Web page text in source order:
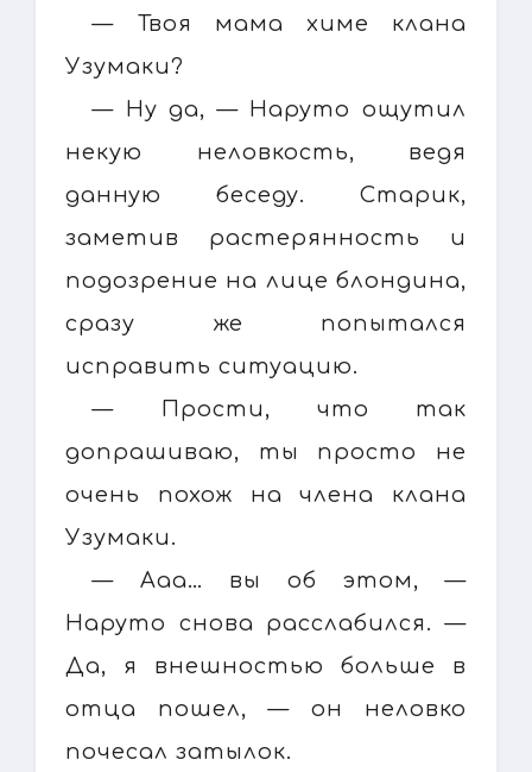
— Твоя мама химе клана
Узумаки?
— Ну да, — Наруто ощутил
некую неловкость, ведя
данную беседу. Старик,
заметив растерянность и
подозрение на лице блондина,
сразу же попытался
исправить ситуацию.
— Прости, что так
допрашиваю, ты просто не
очень похож на члена клана
Узумаки.
— Ааа… вы об этом, —
Наруто снова расслабился. —
Да, я внешностью больше в
отца пошел, — он неловко
почесал затылок.